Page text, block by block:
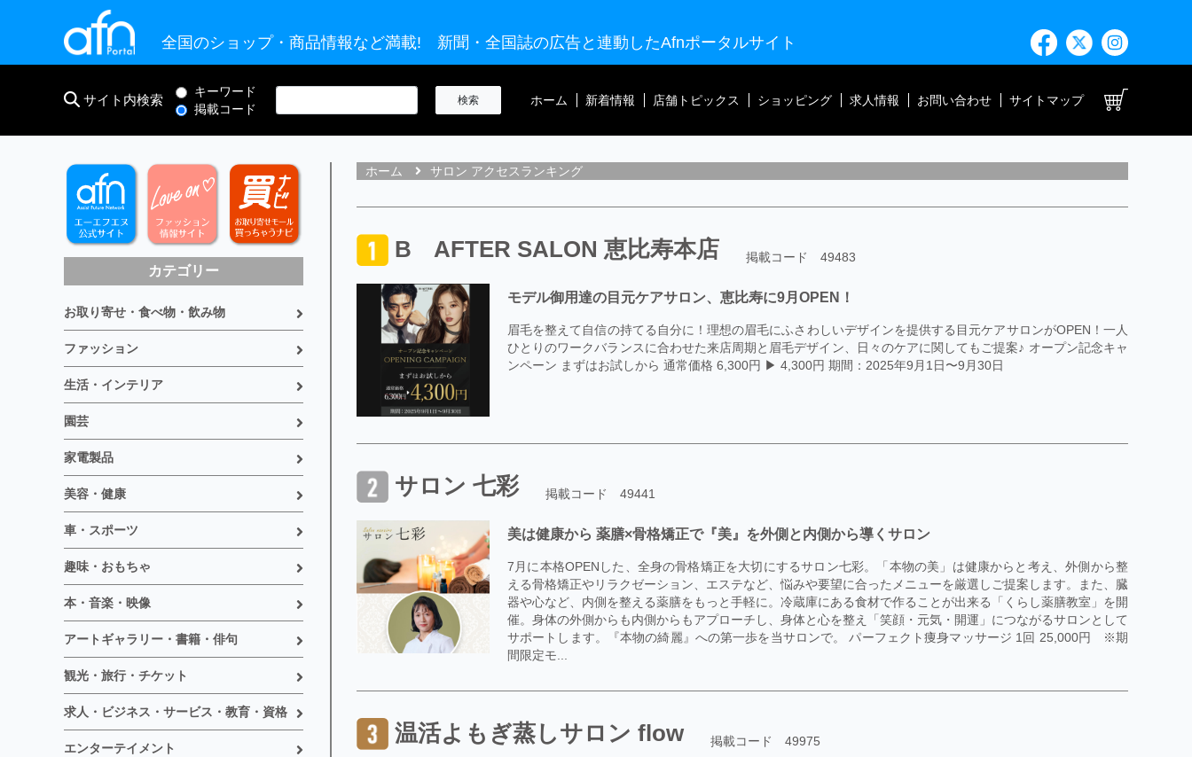
全国のショップ・商品情報など満載! 新聞・全国誌の広告と連動したAfnポータルサイト
サイト内検索
キーワード
掲載コード
ホーム 新着情報 店舗トピックス ショッピング 求人情報 お問い合わせ サイトマップ
カテゴリー
お取り寄せ・食べ物・飲み物
ファッション
生活・インテリア
園芸
家電製品
美容・健康
車・スポーツ
趣味・おもちゃ
本・音楽・映像
アートギャラリー・書籍・俳句
観光・旅行・チケット
求人・ビジネス・サービス・教育・資格
エンターテイメント
ホーム サロン アクセスランキング
B AFTER SALON 恵比寿本店 掲載コード 49483
モデル御用達の目元ケアサロン、恵比寿に9月OPEN！
眉毛を整えて自信の持てる自分に！理想の眉毛にふさわしいデザインを提供する目元ケアサロンがOPEN！一人
ひとりのワークバランスに合わせた来店周期と眉毛デザイン、日々のケアに関してもご提案♪ オープン記念キャ
ンペーン まずはお試しから 通常価格 6,300円 ▶︎ 4,300円 期間：2025年9月1日〜9月30日
サロン 七彩 掲載コード 49441
美は健康から 薬膳×骨格矯正で『美』を外側と内側から導くサロン
7月に本格OPENした、全身の骨格矯正を大切にするサロン七彩。「本物の美」は健康からと考え、外側から整
える骨格矯正やリラクゼーション、エステなど、悩みや要望に合ったメニューを厳選しご提案します。また、臓
器や心など、内側を整える薬膳をもっと手軽に。冷蔵庫にある食材で作ることが出来る「くらし薬膳教室」を開
催。身体の外側からも内側からもアプローチし、身体と心を整え「笑顔・元気・開運」につながるサロンとして
サポートします。『本物の綺麗』への第一歩を当サロンで。 パーフェクト痩身マッサージ 1回 25,000円 ※期
間限定モ...
温活よもぎ蒸しサロン flow 掲載コード 49975